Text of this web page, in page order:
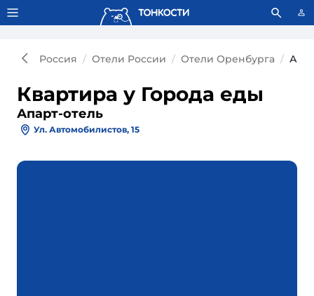
Тонкости используют сookie-файлы. Что это значит?
Россия Отели России Отели Оренбурга
Квартира у Города еды
Апарт-отель
Ул. Автомобилистов, 15